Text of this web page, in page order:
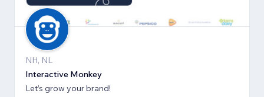
NH, NL
Interactive Monkey
Let’s grow your brand!